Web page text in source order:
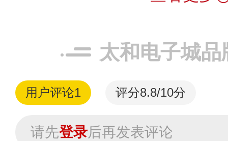
太和电子城品
用户评论1 评分8.8/10分
请先登录后再发表评论